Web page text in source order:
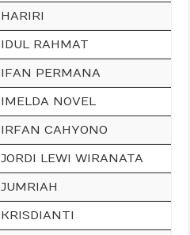
HARIRI
IDUL RAHMAT
IFAN PERMANA
IMELDA NOVEL
IRFAN CAHYONO
JORDI LEWI WIRANATA
JUMRIAH
KRISDIANTI